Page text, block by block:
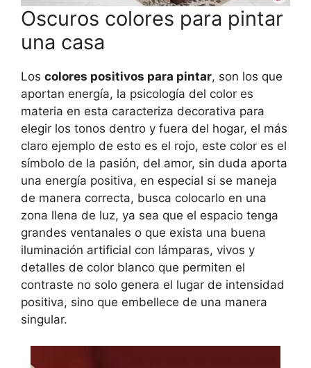
Oscuros colores para pintar
una casa
Los colores positivos para pintar, son los que
aportan energía, la psicología del color es
materia en esta caracteriza decorativa para
elegir los tonos dentro y fuera del hogar, el más
claro ejemplo de esto es el rojo, este color es el
símbolo de la pasión, del amor, sin duda aporta
una energía positiva, en especial si se maneja
de manera correcta, busca colocarlo en una
zona llena de luz, ya sea que el espacio tenga
grandes ventanales o que exista una buena
iluminación artificial con lámparas, vivos y
detalles de color blanco que permiten el
contraste no solo genera el lugar de intensidad
positiva, sino que embellece de una manera
singular.